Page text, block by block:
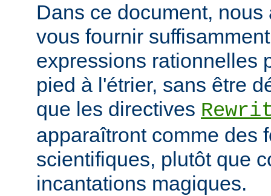
Dans ce document,
vous fournir
expressions rationnelles
pied à l'étrier, sans être
que les directives
apparaîtront comme des
scientifiques, plutôt que
incantations magiques.